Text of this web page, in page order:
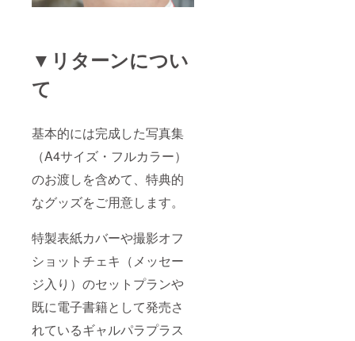
▼リターンについ
て
基本的には完成した写真集
（A4サイズ・フルカラー）
のお渡しを含めて、特典的
なグッズをご用意します。
特製表紙カバーや撮影オフ
ショットチェキ（メッセー
ジ入り）のセットプランや
既に電子書籍として発売さ
れているギャルパラプラス